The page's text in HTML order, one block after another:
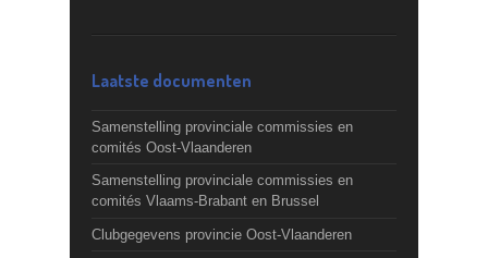
Laatste documenten
Samenstelling provinciale commissies en
comités Oost-Vlaanderen
Samenstelling provinciale commissies en
comités Vlaams-Brabant en Brussel
Clubgegevens provincie Oost-Vlaanderen